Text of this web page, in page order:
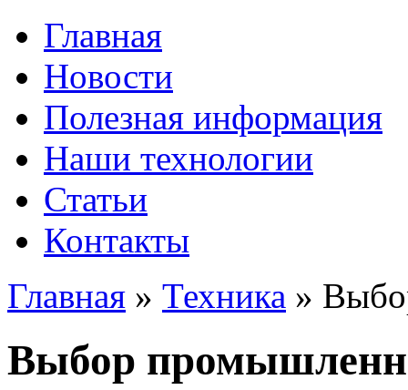
Главная
Новости
Полезная информация
Наши технологии
Статьи
Контакты
Главная » Техника »
Выбор